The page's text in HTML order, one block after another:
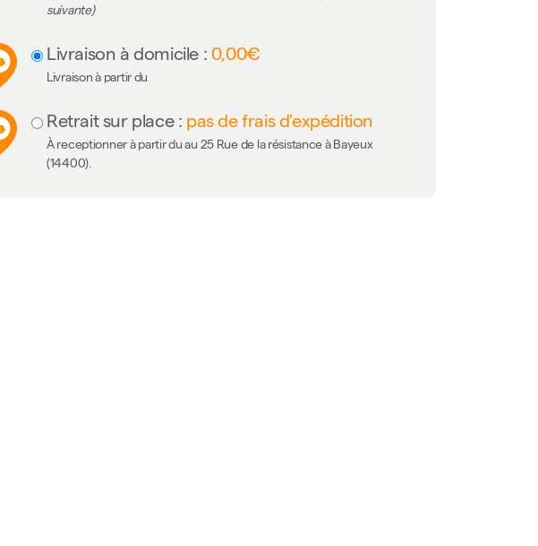
suivante)
Livraison à domicile : 0,00€
Livraison à partir du
Retrait sur place : pas de frais d'expédition
À receptionner à partir du au 25 Rue de la résistance à Bayeux
(14400).